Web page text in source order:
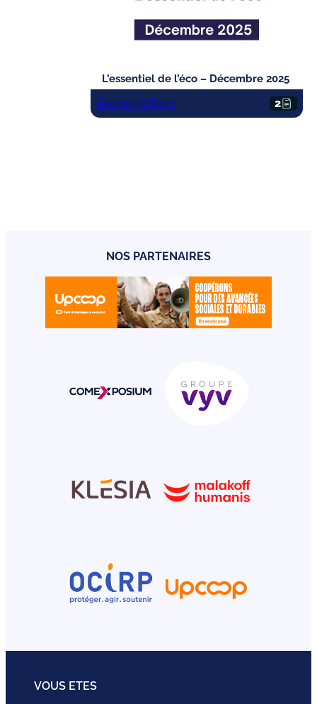
L’essentiel de l’éco – Décembre 2025
EconomieTous 2
NOS PARTENAIRES
VOUS ETES